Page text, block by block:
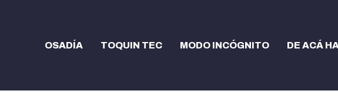
OSADÍA TOQUIN TEC MODO INCÓGNITO DE ACÁ